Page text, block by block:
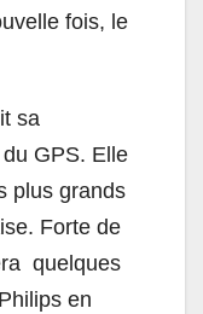
fois, le
sa
GPS. Elle
plus grands
Forte de
quelques
en